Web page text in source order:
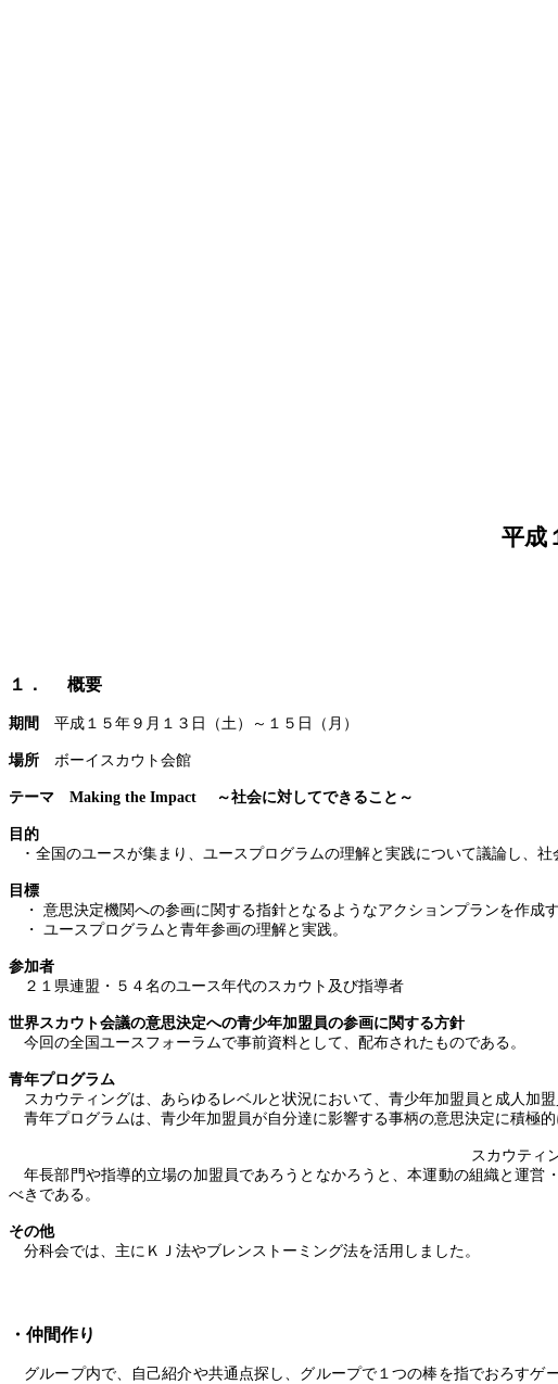
平成
１． 概要
期間 平成１５年９月１３日（土）～１５日（月）
場所 ボーイスカウト会館
テーマ Making the Impact ～社会に対してできること～
目的
･ 全国のユースが集まり、ユースプログラムの理解と実践について議論し、社
目標
・
意思決定機関への参画に関する指針となるようなアクションプランを作成す
・
ユースプログラムと青年参画の理解と実践。
参加者
２１県連盟・５４名のユース年代のスカウト及び指導者
世界スカウト会議の意思決定への青少年加盟員の参画に関する方針
今回の全国ユースフォーラムで事前資料として、配布されたものである。
青年プログラム
スカウティングは、あらゆるレベルと状況において、青少年加盟員と成人加
青年プログラムは、青少年加盟員が自分達に影響する事柄の意思決定に積極
スカウティ
年長部門や指導的立場の加盟員であろうとなかろうと、本運動の組織と運営
べきである。
その他
分科会では、主にＫＪ法やブレンストーミング法を活用しました。
・仲間作り
グループ内で、自己紹介や共通点探し、グループで１つの棒を指でおろすゲ